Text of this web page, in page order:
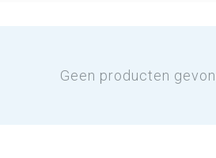
Geen producten